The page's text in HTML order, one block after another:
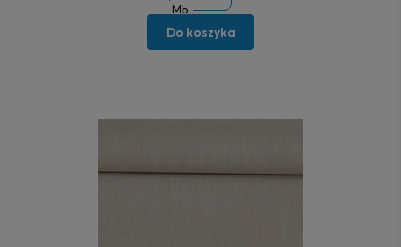
Mb
Do koszyka